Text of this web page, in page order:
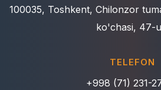
100035, Toshkent, Chilonzor
ko'chasi, 47-
TELEFON
+998 (71) 231-